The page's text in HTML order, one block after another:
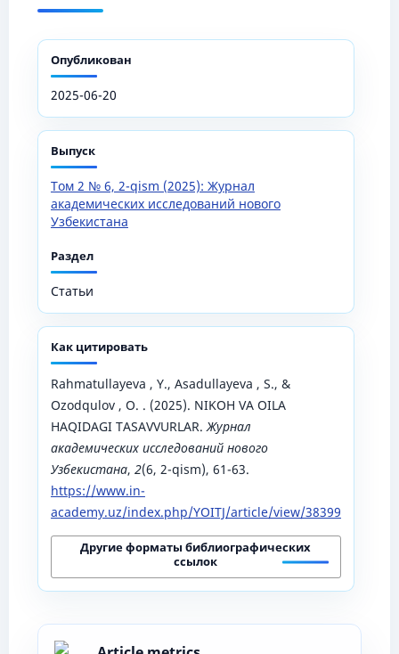
Опубликован
2025-06-20
Выпуск
Том 2 № 6, 2-qism (2025): Журнал
академических исследований нового
Узбекистана
Раздел
Статьи
Как цитировать
Rahmatullayeva , Y., Asadullayeva , S., &
Ozodqulov , O. . (2025). NIKOH VA OILA
HAQIDAGI TASAVVURLAR.Журнал
академических исследований нового
Узбекистана, 2(6, 2-qism), 61-63.
https://www.in-
academy.uz/index.php/YOITJ/article/view/38399
Другие форматы библиографических
ссылок